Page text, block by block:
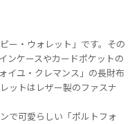
ー・ウォレット」です。その
ンケースやカードポケットの
イユ・クレマンス」の長財布
ットはレザー製のファスナ
で可愛らしい「ポルトフォ